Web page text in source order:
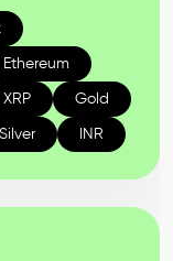
Ethereum
XRP Gold
Silver INR